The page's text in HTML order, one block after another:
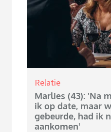
Relatie
Marlies (43): 'Na
ik op date, maar
gebeurde, had ik
aankomen'